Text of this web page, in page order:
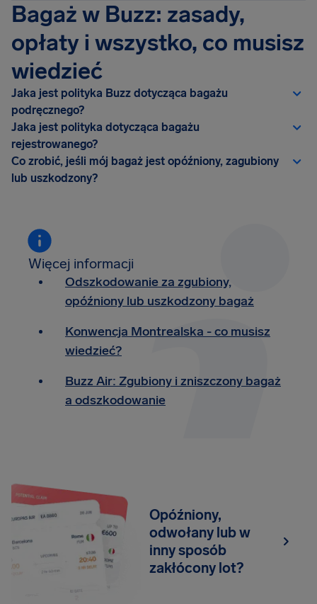
Bagaż w Buzz: zasady,
opłaty i wszystko, co musisz
wiedzieć
Jaka jest polityka Buzz dotycząca bagażu
podręcznego?
Jaka jest polityka dotycząca bagażu
rejestrowanego?
Co zrobić, jeśli mój bagaż jest opóźniony, zagubiony
lub uszkodzony?
Więcej informacji
Odszkodowanie za zgubiony,
opóźniony lub uszkodzony bagaż
Konwencja Montrealska - co musisz
wiedzieć?
Buzz Air: Zgubiony i zniszczony bagaż
a odszkodowanie
Opóźniony,
odwołany lub w
inny sposób
zakłócony lot?